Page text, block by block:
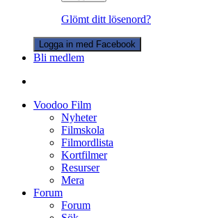
Glömt ditt lösenord?
Logga in med Facebook
Bli medlem
Voodoo Film
Nyheter
Filmskola
Filmordlista
Kortfilmer
Resurser
Mera
Forum
Forum